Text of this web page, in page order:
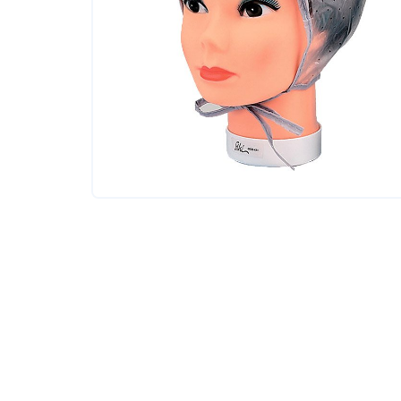
Дезинфекция и стерилизация
Парикмахерские и салоны красоты
Расходники и хозтовары.